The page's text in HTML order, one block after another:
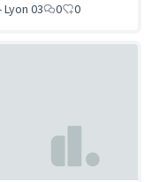
03
0 0